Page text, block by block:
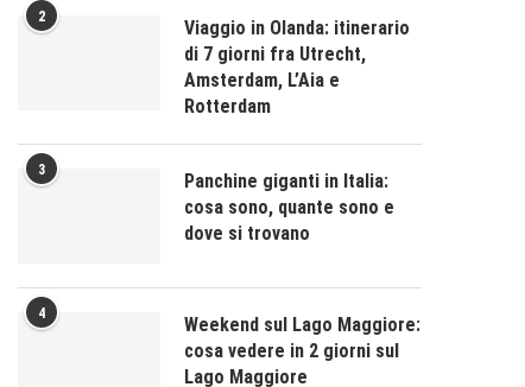
2
Viaggio in Olanda: itinerario
di 7 giorni fra Utrecht,
Amsterdam, L’Aia e
Rotterdam
3
Panchine giganti in Italia:
cosa sono, quante sono e
dove si trovano
4
Weekend sul Lago Maggiore:
cosa vedere in 2 giorni sul
Lago Maggiore